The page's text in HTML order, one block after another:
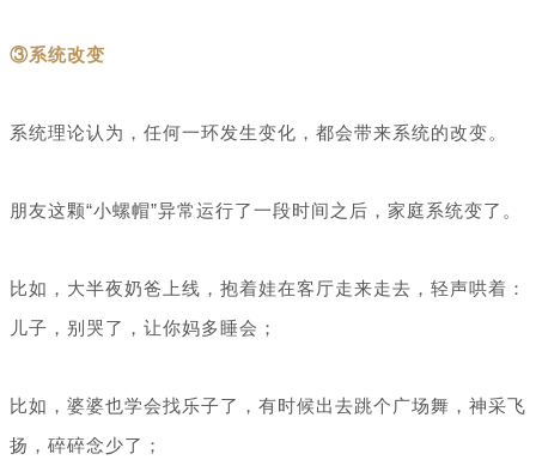
③系统改变
系统理论认为，任何一环发生变化，都会带来系统的改变。
朋友这颗“小螺帽”异常运行了一段时间之后，家庭系统变了。
比如，大半夜奶爸上线，抱着娃在客厅走来走去，轻声哄着：
儿子，别哭了，让你妈多睡会；
比如，婆婆也学会找乐子了，有时候出去跳个广场舞，神采飞
扬，碎碎念少了；